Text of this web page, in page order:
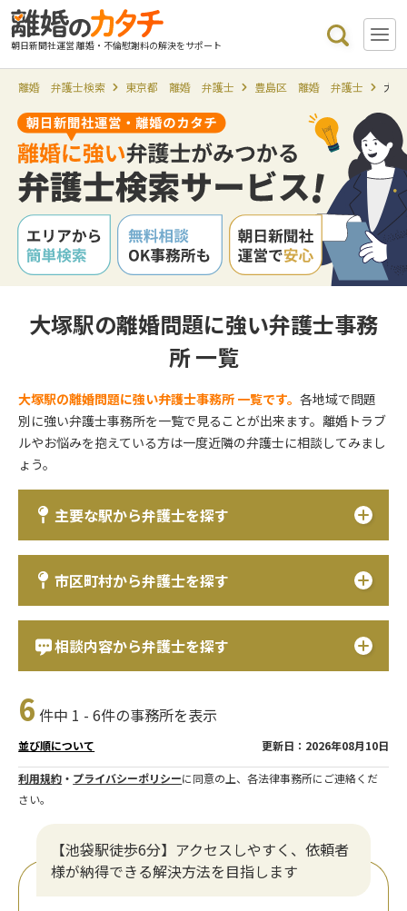
朝日新聞社運営 離婚・不倫慰謝料の解決をサポート
離婚 弁護士検索 東京都 離婚 弁護士 豊島区 離婚 弁護士 大
大塚駅の離婚問題に強い弁護士事務
所 一覧
大塚駅の離婚問題に強い弁護士事務所 一覧です。各地域で問題
別に強い弁護士事務所を一覧で見ることが出来ます。離婚トラブ
ルやお悩みを抱えている方は一度近隣の弁護士に相談してみまし
ょう。
主要な駅から弁護士を探す
市区町村から弁護士を探す
相談内容から弁護士を探す
6 件中 1 - 6件の事務所を表示
並び順について 更新日：2026年08月10日
利用規約 ・ プライバシーポリシーに同意の上、各法律事務所にご連絡くだ
さい。
【池袋駅徒歩6分】アクセスしやすく、依頼者
様が納得できる解決方法を目指します